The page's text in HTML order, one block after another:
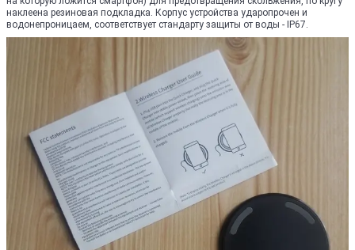
наклеена резиновая подкладка. Корпус устройства ударопрочен и
водонепроницаем, соответствует стандарту защиты от воды - IP67.